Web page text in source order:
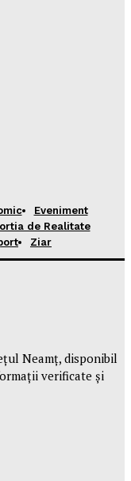
Eveniment
de Realitate
Ziar
Neamț, disponibil
verificate și